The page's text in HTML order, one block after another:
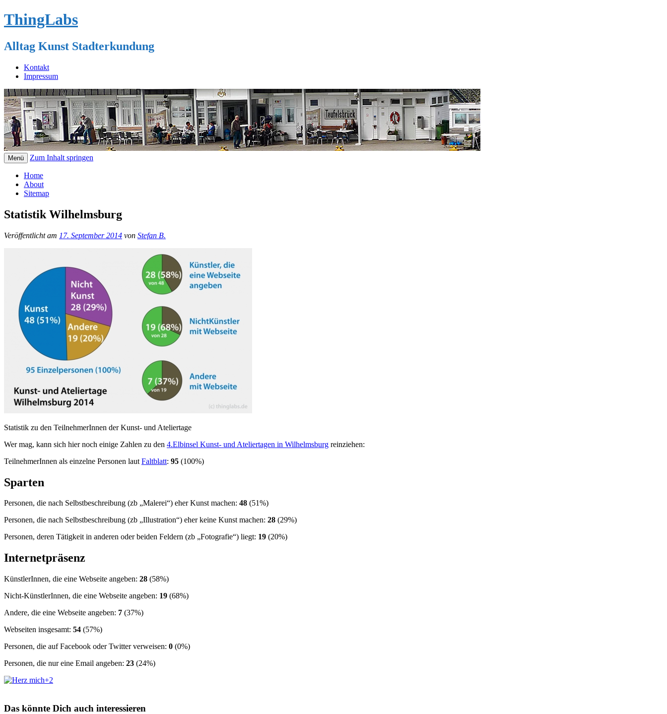
ThingLabs
Alltag Kunst Stadterkundung
Kontakt
Impressum
Menü Zum Inhalt springen
Home
About
Sitemap
Statistik Wilhelmsburg
Veröffentlicht am 17. September 2014 von Stefan B.
Statistik zu den TeilnehmerInnen der Kunst- und Ateliertage
Wer mag, kann sich hier noch einige Zahlen zu den 4.Elbinsel Kunst- und Ateliertagen in Wilhelmsburg reinziehen:
TeilnehmerInnen als einzelne Personen laut Faltblatt: 95 (100%)
Sparten
Personen, die nach Selbstbeschreibung (zb „Malerei“) eher Kunst machen: 48 (51%)
Personen, die nach Selbstbeschreibung (zb „Illustration“) eher keine Kunst machen: 28 (29%)
Personen, deren Tätigkeit in anderen oder beiden Feldern (zb „Fotografie“) liegt: 19 (20%)
Internetpräsenz
KünstlerInnen, die eine Webseite angeben: 28 (58%)
Nicht-KünstlerInnen, die eine Webseite angeben: 19 (68%)
Andere, die eine Webseite angeben: 7 (37%)
Webseiten insgesamt: 54 (57%)
Personen, die auf Facebook oder Twitter verweisen: 0 (0%)
Personen, die nur eine Email angeben: 23 (24%)
+2
Das könnte Dich auch interessieren